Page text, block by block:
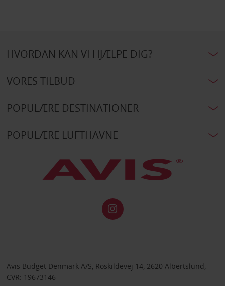
HVORDAN KAN VI HJÆLPE DIG?
VORES TILBUD
POPULÆRE DESTINATIONER
POPULÆRE LUFTHAVNE
Avis Budget Denmark A/S, Roskildevej 14, 2620 Albertslund,
CVR: 19673146